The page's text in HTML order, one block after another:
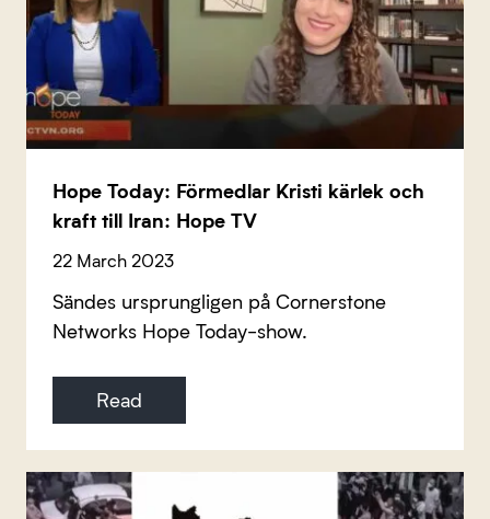
Hope Today: Förmedlar Kristi kärlek och
kraft till Iran: Hope TV
22 March 2023
Sändes ursprungligen på Cornerstone
Networks Hope Today-show.
Read